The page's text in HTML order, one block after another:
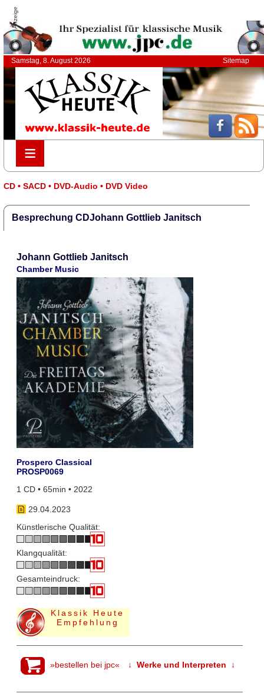
Anzeige
Samstag, 8. August 2026 Sitemap
≡
≡
CD • SACD • DVD-Audio • DVD Video
Besprechung CDJohann Gottlieb Janitsch
Johann Gottlieb Janitsch
Chamber Music
Prospero Classical
PROSP0069
1 CD • 65min • 2022
29.04.2023
Künstlerische Qualität:
Klangqualität:
Gesamteindruck:
Klassik Heute
Empfehlung
»bestellen bei jpc« ↓ Werke und Interpreten ↓